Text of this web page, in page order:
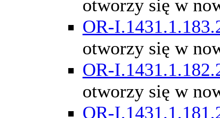
otworzy się w
OR-
otworzy się w
OR-
otworzy się w
OR-